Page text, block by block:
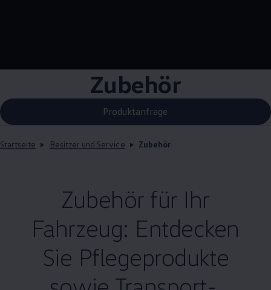
Zubehör
Produktanfrage
Startseite Besitzer und Service Zubehör
Zubehörfür Ihr
Fahrzeug: Entdecken
Sie Pflegeprodukte